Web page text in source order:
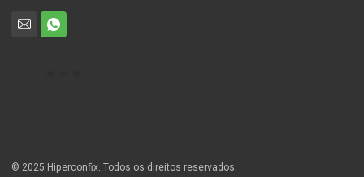
© 2025 Hiperconfix. Todos os direitos reservados.